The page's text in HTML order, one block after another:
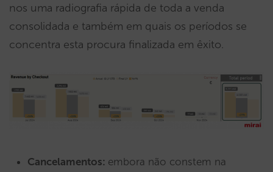
nos uma radiografia rápida de toda a venda
consolidada e também em quais os períodos se
concentra esta procura finalizada em êxito.
Cancelamentos: embora não constem na